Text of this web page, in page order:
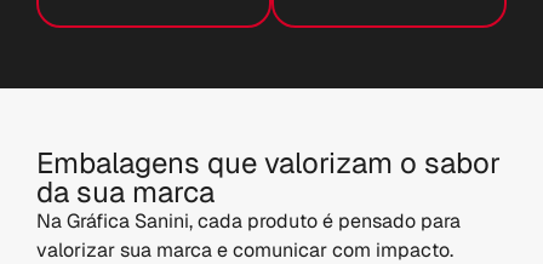
Embalagens que valorizam o sabor
da sua marca
Na Gráfica Sanini, cada produto é pensado para
valorizar sua marca e comunicar com impacto.